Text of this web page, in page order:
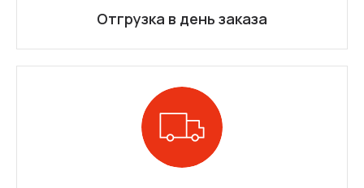
Отгрузка в день заказа